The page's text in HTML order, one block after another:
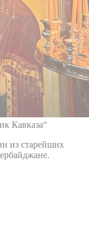
Кавказа“
из старейших